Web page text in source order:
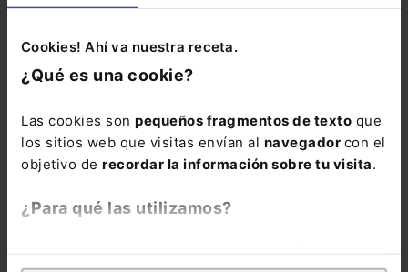
Cookies! Ahí va nuestra receta.
¿Qué es una cookie?
Las cookies son pequeños fragmentos de texto que
los sitios web que visitas envían al navegador con el
objetivo de recordar la información sobre tu visita.
¿Para qué las utilizamos?
INFORMÁTICA Y SISTEMAS
LETRAS DEL TESORO
SANCIÓN DISCIPLINARIA SANIDAD
SOFTWARE RUSO STANTIBUS TARIFA PLANA
VULNERABLE